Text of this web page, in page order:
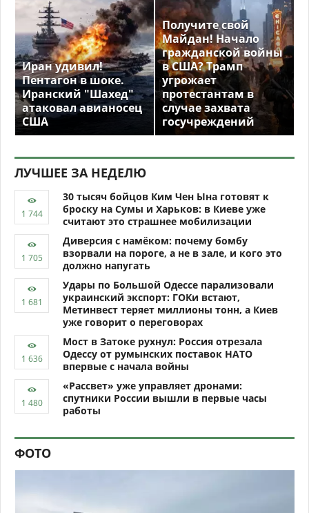
Иран удивил!
Пентагон в шоке.
Иранский "Шахед"
атаковал авианосец
США
Получите свой
Майдан! Начало
гражданской войны
в США? Трамп
угрожает
протестантам в
случае захвата
госучреждений
ЛУЧШЕЕ ЗА НЕДЕЛЮ
30 тысяч бойцов Ким Чен Ына готовят к
броску на Сумы и Харьков: в Киеве уже
считают это страшнее мобилизации
Диверсия с намёком: почему бомбу
взорвали на пороге, а не в зале, и кого это
должно напугать
Удары по Большой Одессе парализовали
украинский экспорт: ГОКи встают,
Метинвест теряет миллионы тонн, а Киев
уже говорит о переговорах
Мост в Затоке рухнул: Россия отрезала
Одессу от румынских поставок НАТО
впервые с начала войны
«Рассвет» уже управляет дронами:
спутники России вышли в первые часы
работы
ФОТО